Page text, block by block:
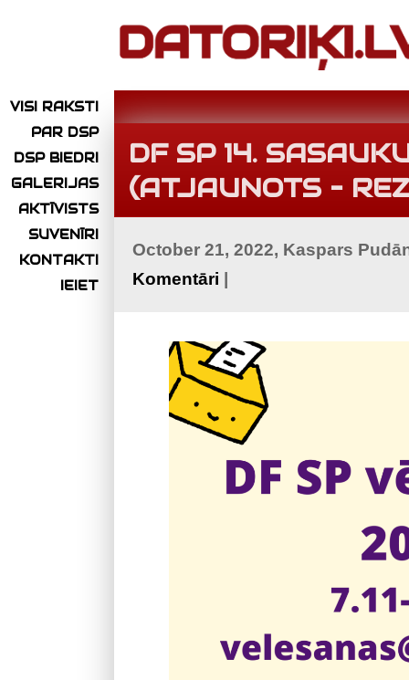
VISI RAKSTI
PAR DSP
DSP BIEDRI
GALERIJAS
AKTĪVISTS
SUVENĪRI
KONTAKTI
IEIET
DF SP 14.
(ATJAUNOTS –
October 21, 2022, Kaspars
Komentāri